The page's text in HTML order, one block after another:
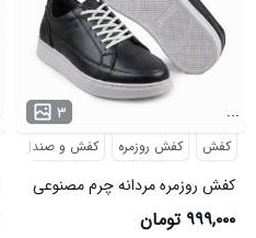
۳ ...
کفش کفش روزمره کفش و صندل
کفش روزمره مردانه چرم مصنوعی
بند دار مدل 49634
۹۹۹,۰۰۰ تومان